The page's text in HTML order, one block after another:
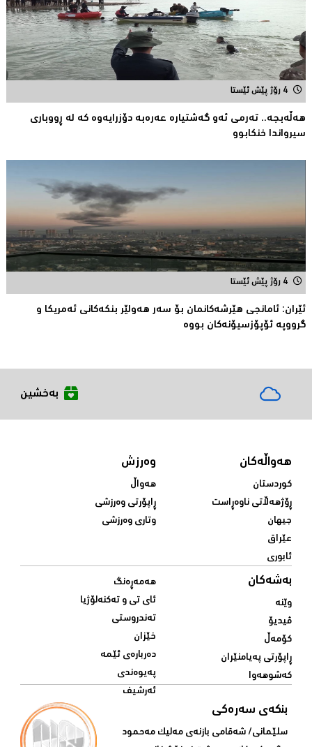
4 رۆژ پێش ئێستا
هەڵەبجە.. تەرمی ئەو گەشتیارە عەرەبە دۆزرایەوە كە لە ڕووباری
سیرواندا خنكابوو
4 رۆژ پێش ئێستا
ئێران: ئامانجى هێرشەکانمان بۆ سەر هەولێر بنکەکانى ئەمریکا و
گرووپە ئۆپۆزسیۆنەکان بووە
بەخشین
هەواڵەکان
کوردستان
ڕۆژهەڵاتی ناوەڕاست
جیهان
عێراق
ئابوری
وەرزش
هەواڵ
ڕاپۆرتی وەرزشی
وتاری وەرزشی
بەشەکان
وێنە
ڤیدیۆ
کۆمەڵ
ڕاپۆرتی پەیامنێران
کەشوهەوا
هەمەڕەنگ
ئای تی و تەکنەلۆژیا
تەندروستی
خێزان
دەربارەی ئێمە
پەیوەندی
ئەرشیف
بنکەی سەرەکی
سلێمانی/ شه‌قامی بازنه‌ی مه‌لیک مه‌حمود